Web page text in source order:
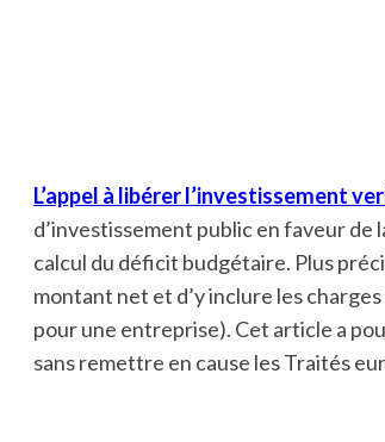
L’appel à libérer l’investissement
d’investissement public en faveur
calcul du déficit budgétaire. Plus
montant net et d’y inclure les
pour une entreprise). Cet article a
sans remettre en cause les Traités